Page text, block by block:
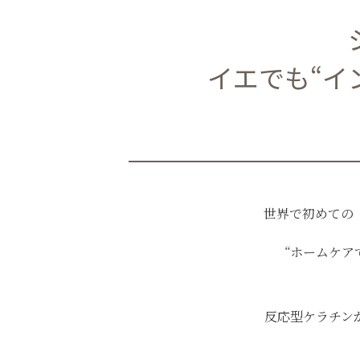
イエでも“
世界で初めての
“ホームケ
反応型ケラチン